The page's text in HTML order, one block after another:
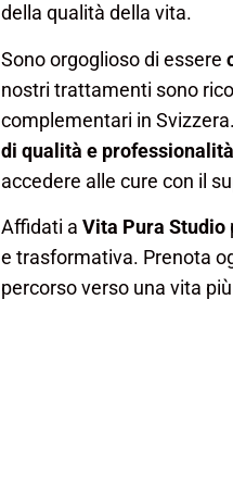
della qualità della vita.
Sono orgoglioso di essere
nostri trattamenti sono
complementari in
di qualità e professionalità
accedere alle cure con il
Affidati a Vita Pura Studio
e trasformativa. Prenota
percorso verso una vita